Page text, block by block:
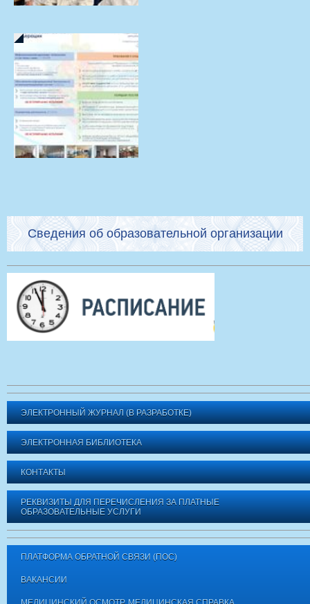
Сведения об образовательной организации
ЭЛЕКТРОННЫЙ ЖУРНАЛ (В РАЗРАБОТКЕ)
ЭЛЕКТРОННАЯ БИБЛИОТЕКА
КОНТАКТЫ
РЕКВИЗИТЫ ДЛЯ ПЕРЕЧИСЛЕНИЯ ЗА ПЛАТНЫЕ
ОБРАЗОВАТЕЛЬНЫЕ УСЛУГИ
ПЛАТФОРМА ОБРАТНОЙ СВЯЗИ (ПОС)
ВАКАНСИИ